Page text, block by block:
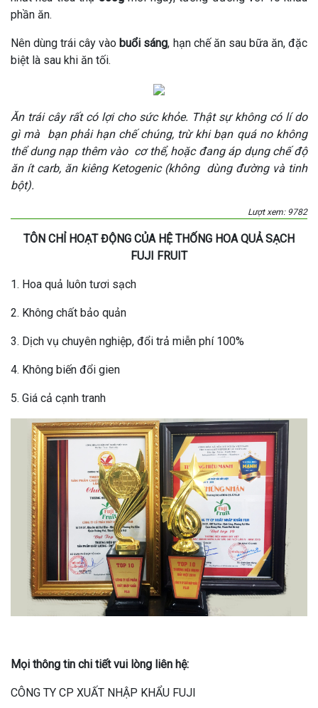
phần ăn.
Nên dùng trái cây vàobuổi sáng, hạn chế ăn sau bữa ăn, đặc
biệt là sau khi ăn tối.
Ăn trái cây rất có lợi cho sức khỏe. Thật sự không có lí do
gì mà bạn phải hạn chế chúng, trừ khi bạn quá no không
thể dung nạp thêm vào cơ thể, hoặc đang áp dụng chế độ
ăn ít carb, ăn kiêng Ketogenic (không dùng đường và tinh
bột).
Lượt xem: 9782
TÔN CHỈ HOẠT ĐỘNG CỦA HỆ THỐNG HOA QUẢ SẠCH
FUJI FRUIT
1. Hoa quả luôn tươi sạch
2. Không chất bảo quản
3. Dịch vụ chuyên nghiệp, đổi trả miễn phí 100%
4. Không biến đổi gien
5. Giá cả cạnh tranh
Mọi thông tin chi tiết vui lòng liên hệ:
CÔNG TY CP XUẤT NHẬP KHẨU FUJI